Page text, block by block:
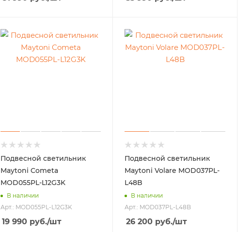
Подвесной светильник
Maytoni Cometa
MOD055PL-L12G3K
В наличии
Арт.: MOD055PL-L12G3K
19 990руб./шт
Подвесной светильник
Maytoni Volare MOD037PL-
L48B
В наличии
Арт.: MOD037PL-L48B
26 200 руб./шт